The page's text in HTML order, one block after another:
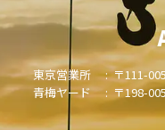
東京営業所 : 〒111-
青梅ヤード : 〒198-